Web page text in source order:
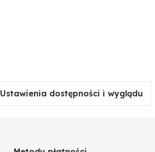
Ustawienia dostępności i wyglądu